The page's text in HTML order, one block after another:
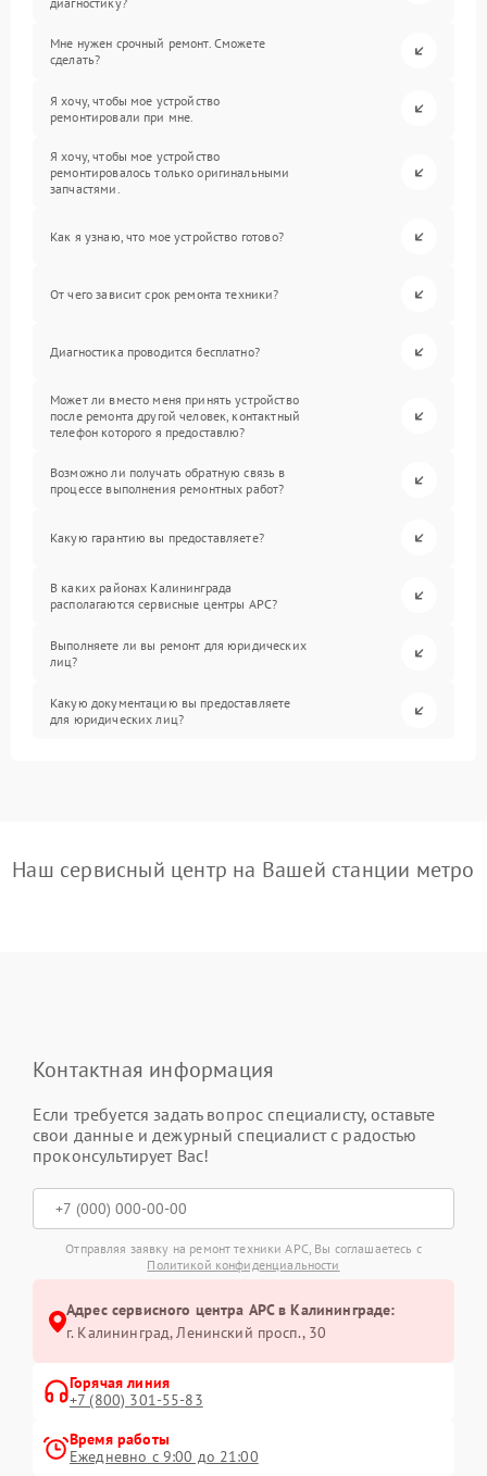
Мне нужен срочный ремонт. Сможете
сделать?
Я хочу, чтобы мое устройство
ремонтировали при мне.
Я хочу, чтобы мое устройство
ремонтировалось только оригинальными
запчастями.
Как я узнаю, что мое устройство готово?
От чего зависит срок ремонта техники?
Диагностика проводится бесплатно?
Может ли вместо меня принять устройство
после ремонта другой человек, контактный
телефон которого я предоставлю?
Возможно ли получать обратную связь в
процессе выполнения ремонтных работ?
Какую гарантию вы предоставляете?
В каких районах Калининграда
располагаются сервисные центры APC?
Выполняете ли вы ремонт для юридических
лиц?
Какую документацию вы предоставляете
для юридических лиц?
Наш сервисный центр на Вашей станции метро
Контактная информация
Если требуется задать вопрос специалисту, оставьте
свои данные и дежурный специалист с радостью
проконсультирует Вас!
Отправляя заявку на ремонт техники APC, Вы соглашаетесь с
Политикой конфиденциальности
Адрес сервисного центра APC в Калининграде:
г. Калининград, Ленинский просп., 30
Горячая линия
+7 (800) 301-55-83
Время работы
Ежедневно с 9:00 до 21:00